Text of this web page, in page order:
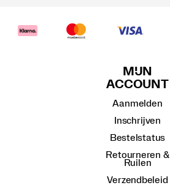
MIJN
ACCOUNT
Aanmelden
Inschrijven
Bestelstatus
Retourneren &
Ruilen
Verzendbeleid